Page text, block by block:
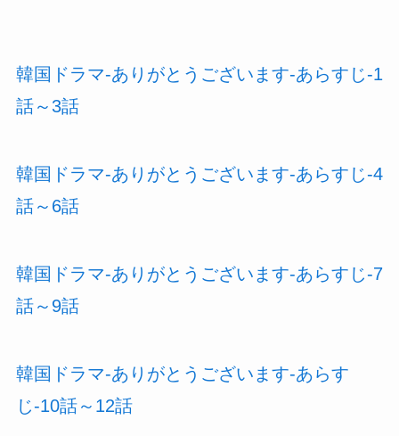
韓国ドラマ-ありがとうございます-あらすじ-1
話～3話
韓国ドラマ-ありがとうございます-あらすじ-4
話～6話
韓国ドラマ-ありがとうございます-あらすじ-7
話～9話
韓国ドラマ-ありがとうございます-あらす
じ-10話～12話